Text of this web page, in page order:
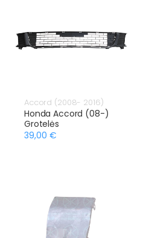
Accord (2008- 2016)
Honda Accord (08-)
Grotelės
39,00 €